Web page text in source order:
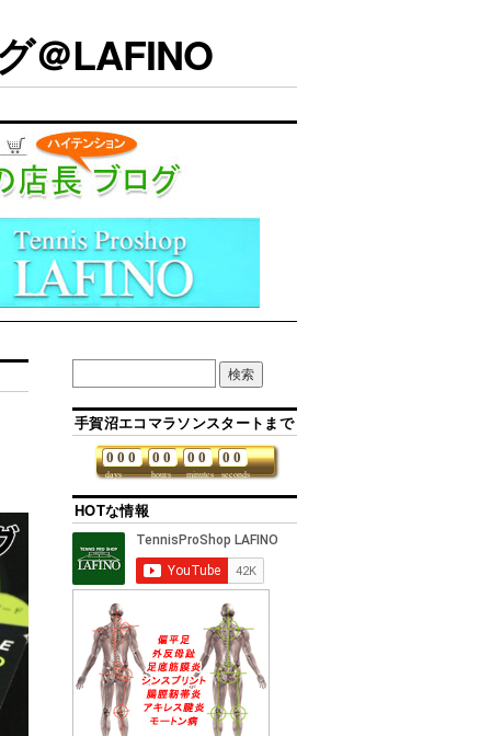
＠LAFINO
手賀沼エコマラソンスタートまで
days
0 0 0
hours
0 0
minutes
0 0
seconds
0 0
HOTな情報